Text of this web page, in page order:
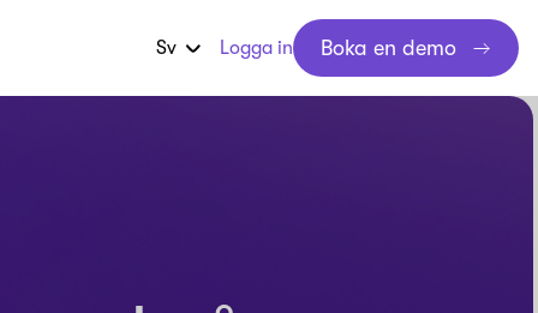
Sv Logga in Boka en demo